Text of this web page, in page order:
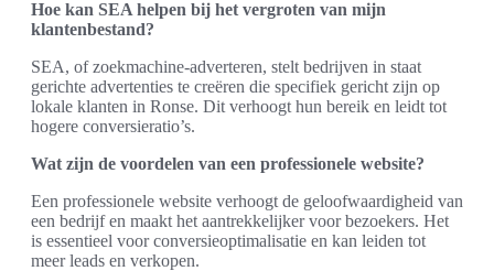
Hoe kan SEA helpen bij het vergroten van mijn
klantenbestand?
SEA, of zoekmachine-adverteren, stelt bedrijven in staat
gerichte advertenties te creëren die specifiek gericht zijn op
lokale klanten in Ronse. Dit verhoogt hun bereik en leidt tot
hogere conversieratio’s.
Wat zijn de voordelen van een professionele website?
Een professionele website verhoogt de geloofwaardigheid van
een bedrijf en maakt het aantrekkelijker voor bezoekers. Het
is essentieel voor conversieoptimalisatie en kan leiden tot
meer leads en verkopen.